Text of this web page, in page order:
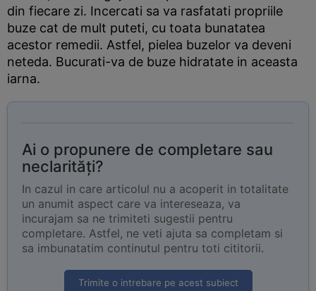
din fiecare zi. Incercati sa va rasfatati propriile
buze cat de mult puteti, cu toata bunatatea
acestor remedii. Astfel, pielea buzelor va deveni
neteda. Bucurati-va de buze hidratate in aceasta
iarna.
Ai o propunere de completare sau
neclarități?
In cazul in care articolul nu a acoperit in totalitate
un anumit aspect care va intereseaza, va
incurajam sa ne trimiteti sugestii pentru
completare. Astfel, ne veti ajuta sa completam si
sa imbunatatim continutul pentru toti cititorii.
Trimite o intrebare pe acest subiect